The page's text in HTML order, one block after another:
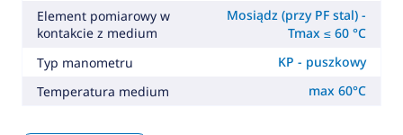
Element pomiarowy w
kontakcie z medium
Mosiądz (przy PF stal) -
Tmax ≤ 60 °C
Typ manometru
KP - puszkowy
Temperatura medium
max 60°C